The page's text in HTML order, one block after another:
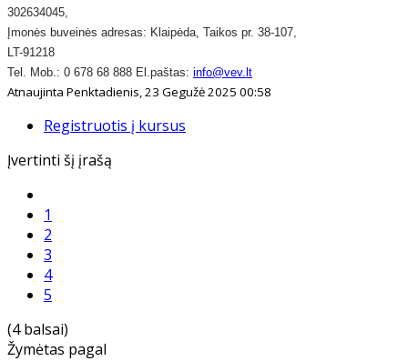
302634045,
Įmonės buveinės adresas: Klaipėda, Taikos pr. 38-107,
LT-91218
Tel. Mob.: 0 678 68 888 El.paštas: info@vev.lt
Atnaujinta Penktadienis, 23 Gegužė 2025 00:58
Registruotis į kursus
Įvertinti šį įrašą
1
2
3
4
5
(4 balsai)
Žymėtas pagal